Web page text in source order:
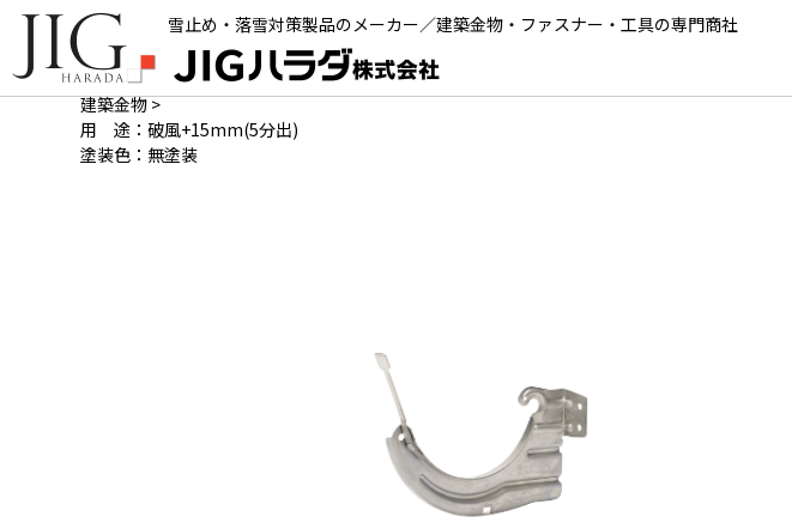
雪止め・落雪対策製品のメーカー／建築金物・ファスナー・工具の専門商社
製品詳細
建築金物>
用 途：破風+15mm(5分出)
塗装色：無塗装